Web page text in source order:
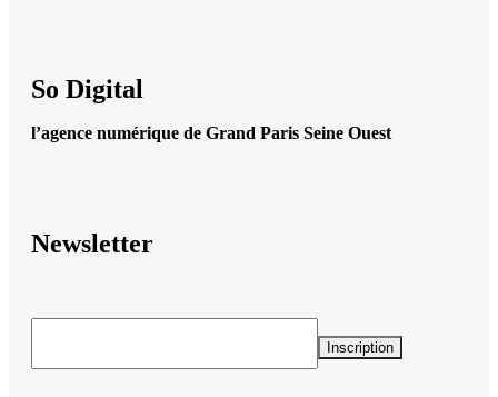
So Digital
l’agence numérique de Grand Paris Seine Ouest
Newsletter